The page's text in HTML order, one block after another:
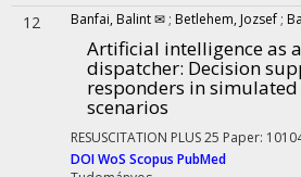
12 Banfai, Balint ✉ ; Betlehem, Jozsef ;
Artificial intelligence as
dispatcher: Decision
responders in
scenarios
RESUSCITATION PLUS25 Paper:
DOIWoS Scopus PubMed